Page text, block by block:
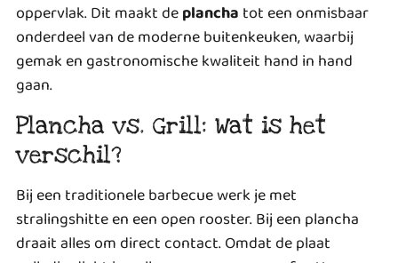
oppervlak. Dit maakt deplancha tot een onmisbaar
onderdeel van de moderne buitenkeuken, waarbij
gemak en gastronomische kwaliteit hand in hand
gaan.
Plancha vs. Grill: Wat is het
verschil?
Bij een traditionele barbecue werk je met
stralingshitte en een open rooster. Bij een plancha
draait alles om direct contact. Omdat de plaat